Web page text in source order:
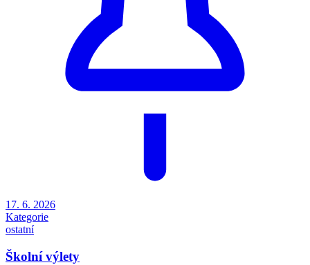
17. 6. 2026
Kategorie
ostatní
Školní výlety